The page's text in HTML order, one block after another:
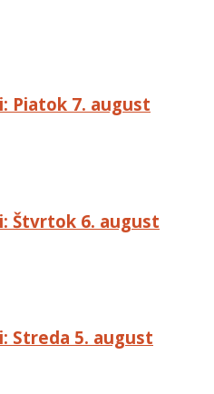
Piatok 7. august
Štvrtok 6. august
Streda 5. august